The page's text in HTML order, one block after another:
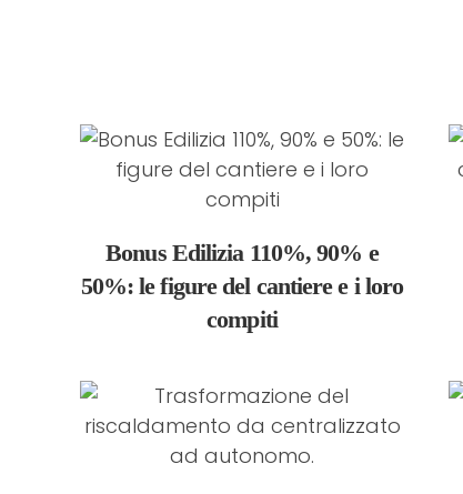
Bonus Edilizia 110%, 90% e
50%: le figure del cantiere e i loro
compiti